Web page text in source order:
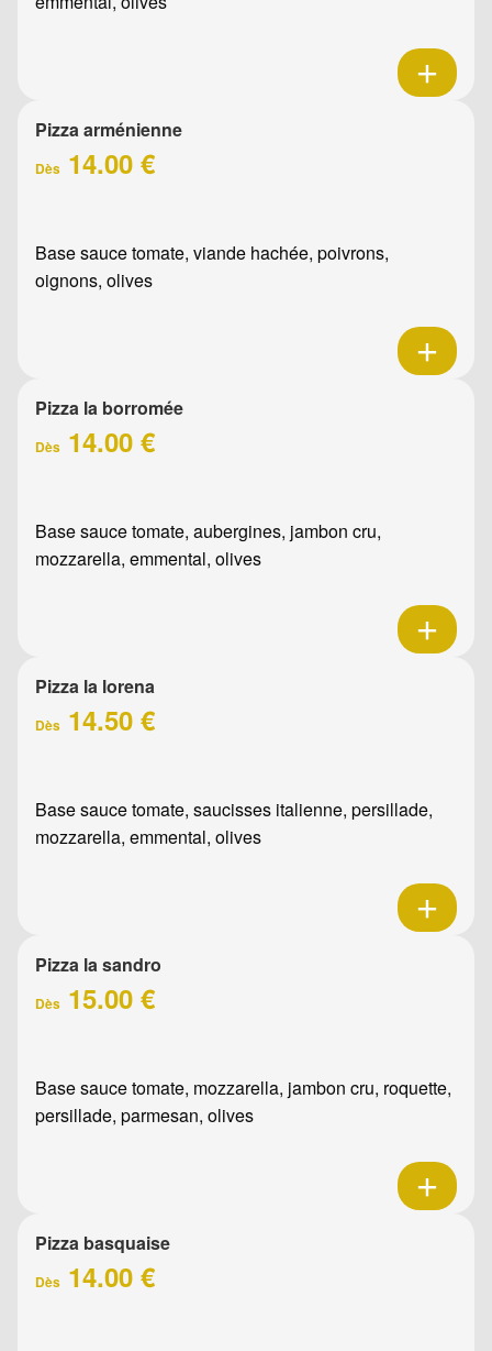
Pizza arménienne
Dès 14.00 €
Base sauce tomate, viande hachée, poivrons,
oignons, olives
Pizza la borromée
Dès 14.00 €
Base sauce tomate, aubergines, jambon cru,
mozzarella, emmental, olives
Pizza la lorena
Dès 14.50 €
Base sauce tomate, saucisses italienne, persillade,
mozzarella, emmental, olives
Pizza la sandro
Dès 15.00 €
Base sauce tomate, mozzarella, jambon cru, roquette,
persillade, parmesan, olives
Pizza basquaise
Dès 14.00 €